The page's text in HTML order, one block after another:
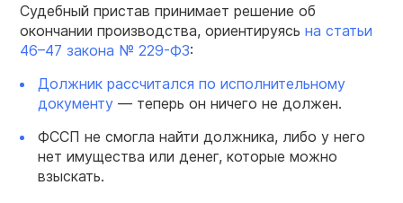
Судебный пристав принимает решение об
окончании производства, ориентируясь на статьи
46–47 закона № 229-ФЗ:
Должник рассчитался по исполнительному
документу — теперь он ничего не должен.
ФССП не смогла найти должника, либо у него
нет имущества или денег, которые можно
взыскать.